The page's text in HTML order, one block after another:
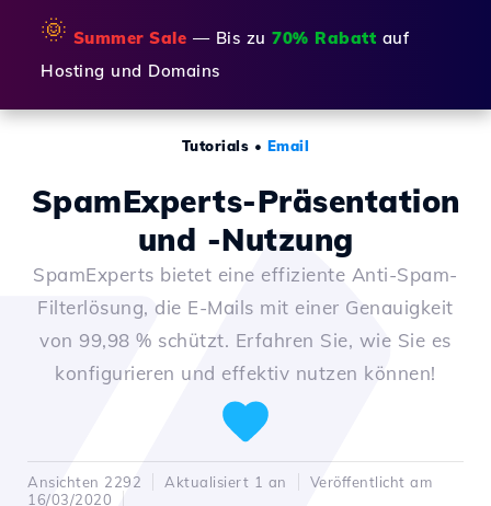
🌞 Summer Sale — Bis zu 70% Rabatt auf
Hosting und Domains
Tutorials • Email
SpamExperts-Präsentation
und -Nutzung
SpamExperts bietet eine effiziente Anti-Spam-
Filterlösung, die E-Mails mit einer Genauigkeit
von 99,98 % schützt. Erfahren Sie, wie Sie es
konfigurieren und effektiv nutzen können!
Ansichten 2292 Aktualisiert 1 an
Veröffentlicht am
16/03/2020